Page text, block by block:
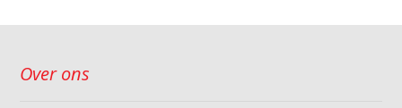
Over ons